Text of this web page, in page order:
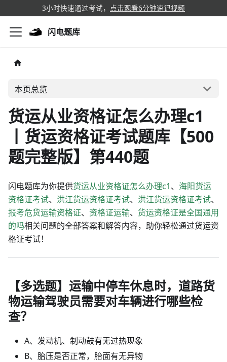
3小时快速通过考试， 点击观看6分钟速记视频
闪电题库
本页总览
货运从业资格证怎么办理c1
丨货运资格证考试题库【500
题完整版】第440题
闪电题库为你提供货运从业资格证怎么办理c1、 海阳货运
资格证考试、 洪江货运资格证考试、 洪江货运资格证考试、
报考危货运输资格证、 资格证运输、 货运资格证是全国通用
的吗相关问题的全部答案和解答内容，助你轻松通过货运资
格证考试！
【多选题】运输中停车休息时，道路货
物运输驾驶员需要对车辆进行哪些检
查？
A、发动机、制动鼓有无过热现象
B、胎压是否正常，胎面有无异物